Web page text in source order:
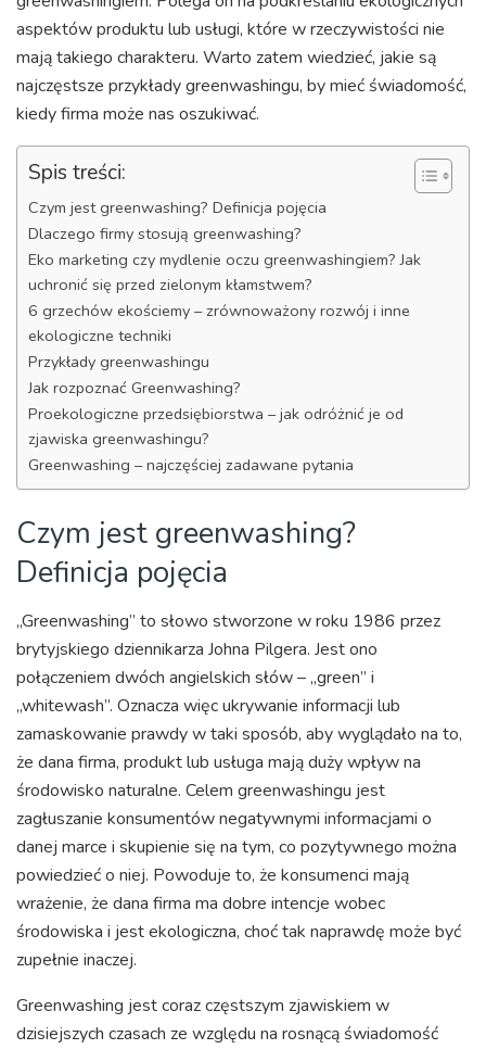
aspektów produktu lub usługi, które w rzeczywistości nie
mają takiego charakteru. Warto zatem wiedzieć, jakie są
najczęstsze przykłady greenwashingu, by mieć świadomość,
kiedy firma może nas oszukiwać.
Spis treści:
Czym jest greenwashing? Definicja pojęcia
Dlaczego firmy stosują greenwashing?
Eko marketing czy mydlenie oczu greenwashingiem? Jak
uchronić się przed zielonym kłamstwem?
6 grzechów ekościemy – zrównoważony rozwój i inne
ekologiczne techniki
Przykłady greenwashingu
Jak rozpoznać Greenwashing?
Proekologiczne przedsiębiorstwa – jak odróżnić je od
zjawiska greenwashingu?
Greenwashing – najczęściej zadawane pytania
Czym jest greenwashing?
Definicja pojęcia
„Greenwashing” to słowo stworzone w roku 1986 przez
brytyjskiego dziennikarza Johna Pilgera. Jest ono
połączeniem dwóch angielskich słów – „green” i
„whitewash”. Oznacza więc ukrywanie informacji lub
zamaskowanie prawdy w taki sposób, aby wyglądało na to,
że dana firma, produkt lub usługa mają duży wpływ na
środowisko naturalne. Celem greenwashingu jest
zagłuszanie konsumentów negatywnymi informacjami o
danej marce i skupienie się na tym, co pozytywnego można
powiedzieć o niej. Powoduje to, że konsumenci mają
wrażenie, że dana firma ma dobre intencje wobec
środowiska i jest ekologiczna, choć tak naprawdę może być
zupełnie inaczej.
Greenwashing jest coraz częstszym zjawiskiem w
dzisiejszych czasach ze względu na rosnącą świadomość